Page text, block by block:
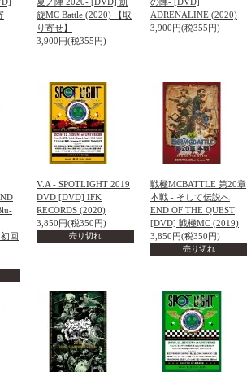
旋MC Battle (2020) 【取
り寄せ】
3,900円(税355円)
ADRENALINE (2020)
3,900円(税355円)
回
V.A - SPOTLIGHT 2019
DVD [DVD] IFK
RECORDS (2020)
3,850円(税350円)
売り切れ
戦極MCBATTLE 第20章
本戦 - そして伝説へ
END OF THE QUEST
[DVD] 戦極MC (2019)
3,850円(税350円)
売り切れ